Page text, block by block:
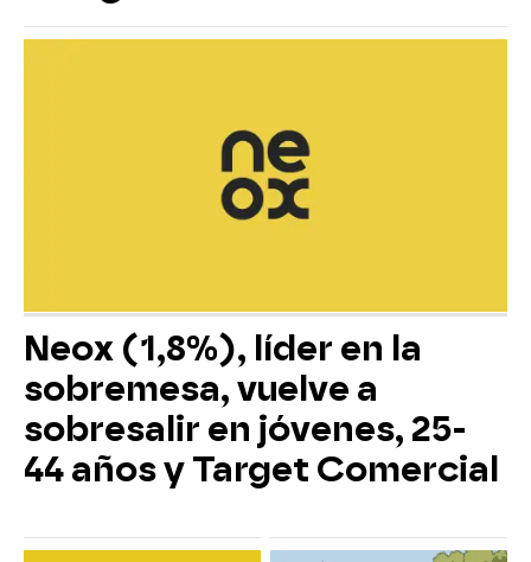
Neox (1,8%), líder en la
sobremesa, vuelve a
sobresalir en jóvenes, 25-
44 años y Target Comercial